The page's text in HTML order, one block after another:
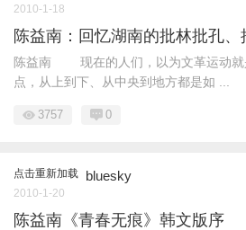
2010-1-18
陈益南：回忆湖南的批林批孔、
陈益南 现在的人们，以为文革运动就
点，从上到下、从中央到地方都是如 ...
3757 0
点击重新加载 bluesky
2010-1-20
陈益南《青春无痕》韩文版序